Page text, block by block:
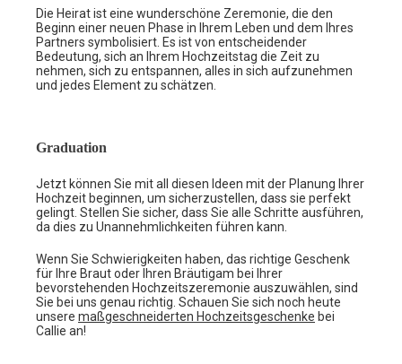
Die Heirat ist eine wunderschöne Zeremonie, die den
Beginn einer neuen Phase in Ihrem Leben und dem Ihres
Partners symbolisiert. Es ist von entscheidender
Bedeutung, sich an Ihrem Hochzeitstag die Zeit zu
nehmen, sich zu entspannen, alles in sich aufzunehmen
und jedes Element zu schätzen.
Graduation
Jetzt können Sie mit all diesen Ideen mit der Planung Ihrer
Hochzeit beginnen, um sicherzustellen, dass sie perfekt
gelingt. Stellen Sie sicher, dass Sie alle Schritte ausführen,
da dies zu Unannehmlichkeiten führen kann.
Wenn Sie Schwierigkeiten haben, das richtige Geschenk
für Ihre Braut oder Ihren Bräutigam bei Ihrer
bevorstehenden Hochzeitszeremonie auszuwählen, sind
Sie bei uns genau richtig. Schauen Sie sich noch heute
unsere maßgeschneiderten Hochzeitsgeschenke bei
Callie an!